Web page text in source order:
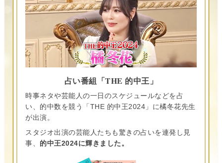
占い番組「THE 的中王」
時事ネタや芸能人の一日のスケジュールなどを占
い、的中数を競う「THE 的中王2024」に橘冬花先生
が出演。
スタジオ出演の芸能人たちも驚きの占いを連発し見
事、 的中王2024に輝きました。